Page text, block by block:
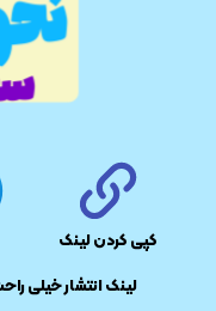
کپی کردن لینک
​لینک انتشار خیلی